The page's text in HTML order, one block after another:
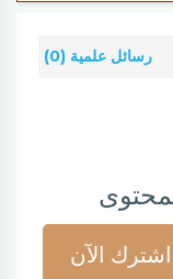
رسائل علمية (0)
اشترك الآن